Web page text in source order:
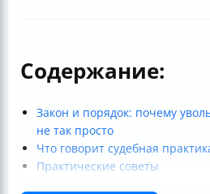
Содержание:
Закон и порядок: почему
не так просто
Что говорит судебная
Практические советы